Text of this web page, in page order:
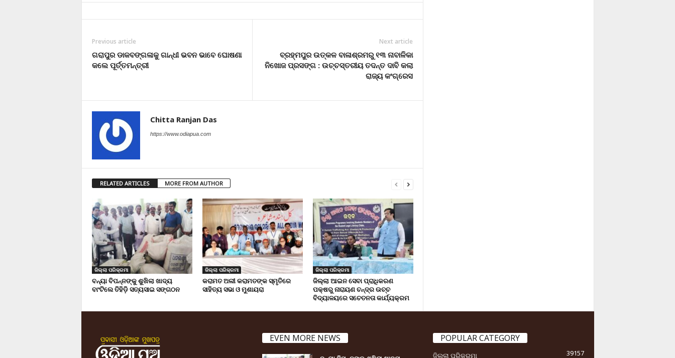
Previous article
ଗରାପୁର ଡାକବଙ୍ଗଳାକୁ ଗାନ୍ଧୀ ଭବନ ଭାବେ ଘୋଷଣା
କଲେ ପୂର୍ତ୍ତମନ୍ତ୍ରୀ
Next article
ବ୍ରହ୍ମପୁର ଉତ୍କଳ ବାଳାଶ୍ରମରୁ ୧୩ ନାବାଳିକା
ନିଖୋଜ ପ୍ରସଙ୍ଗ : ଉଚ୍ଚସ୍ତରୀୟ ତଦନ୍ତ ଦାବି କଲା
ରାଜ୍ୟ କଂଗ୍ରେସ
Chitta Ranjan Das
https://www.odiapua.com
RELATED ARTICLES MORE FROM AUTHOR
ଜିଲ୍ଲା ପରିକ୍ରମା
ବନ୍ୟା ବିପନ୍ନଙ୍କୁ ଶୁଖିଲା ଖାଦ୍ୟ
ବାଂଟିଲେ ତିହିଡି଼ ସତ୍ୟସାଇ ସଙ୍ଗଠନ
ଜିଲ୍ଲା ପରିକ୍ରମା
କରାମତ ଅଲୀ କରାମତଙ୍କ ସ୍ମୃତିରେ
ସାହିତ୍ୟ ସଭା ଓ ମୁଶାୟରା
ଜିଲ୍ଲା ପରିକ୍ରମା
ଜିଲ୍ଲା ଆଇନ ସେବା ପ୍ରାଧିକରଣ
ପକ୍ଷରୁ ନାରାୟଣ ଚନ୍ଦ୍ର ଉଚ୍ଚ
ବିଦ୍ୟାଳୟରେ ସଚେତନତା କାର୍ଯ୍ୟକ୍ରମ
EVEN MORE NEWS POPULAR CATEGORY
ଜିଲ୍ଲା ପରିକ୍ରମା 39157